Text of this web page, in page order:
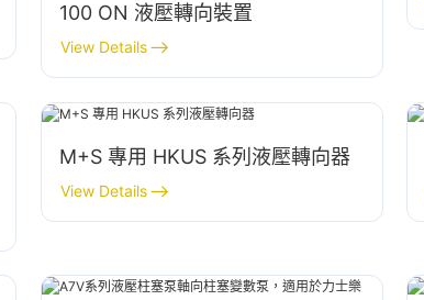
100 ON 液壓轉向裝置
View Details
M+S 專用 HKUS 系列液壓轉向器
View Details